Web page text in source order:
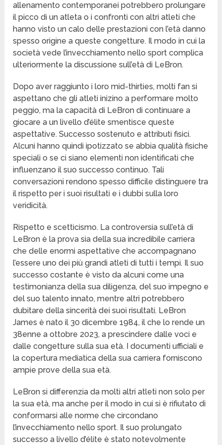
allenamento contemporanei potrebbero prolungare
il picco di un atleta o i confronti con altri atleti che
hanno visto un calo delle prestazioni con l’età danno
spesso origine a queste congetture. Il modo in cui la
società vede l’invecchiamento nello sport complica
ulteriormente la discussione sull’età di LeBron.
Dopo aver raggiunto i loro mid-thirties, molti fan si
aspettano che gli atleti inizino a performare molto
peggio, ma la capacità di LeBron di continuare a
giocare a un livello d’élite smentisce queste
aspettative. Successo sostenuto e attributi fisici.
Alcuni hanno quindi ipotizzato se abbia qualità fisiche
speciali o se ci siano elementi non identificati che
influenzano il suo successo continuo. Tali
conversazioni rendono spesso difficile distinguere tra
il rispetto per i suoi risultati e i dubbi sulla loro
veridicità.
Rispetto e scetticismo. La controversia sull’età di
LeBron è la prova sia della sua incredibile carriera
che delle enormi aspettative che accompagnano
l’essere uno dei più grandi atleti di tutti i tempi. Il suo
successo costante è visto da alcuni come una
testimonianza della sua diligenza, del suo impegno e
del suo talento innato, mentre altri potrebbero
dubitare della sincerità dei suoi risultati. LeBron
James è nato il 30 dicembre 1984, il che lo rende un
38enne a ottobre 2023, a prescindere dalle voci e
dalle congetture sulla sua età. I documenti ufficiali e
la copertura mediatica della sua carriera forniscono
ampie prove della sua età.
LeBron si differenzia da molti altri atleti non solo per
la sua età, ma anche per il modo in cui si è rifiutato di
conformarsi alle norme che circondano
l’invecchiamento nello sport. Il suo prolungato
successo a livello d’élite è stato notevolmente